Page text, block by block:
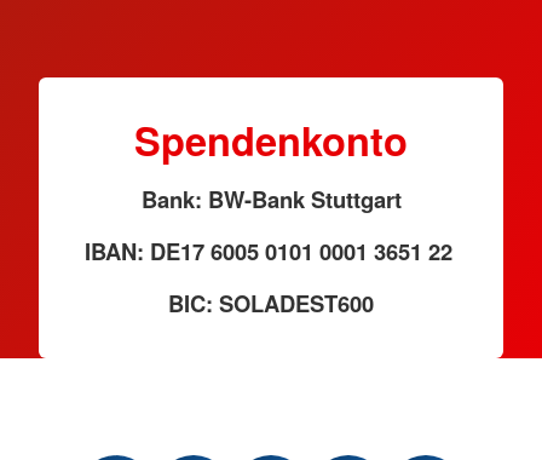
Spendenkonto
Bank: BW-Bank Stuttgart
IBAN: DE17 6005 0101 0001 3651 22
BIC: SOLADEST600